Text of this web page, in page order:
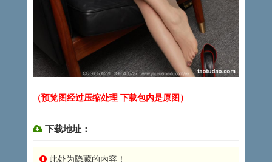
（预览图经过压缩处理 下载包内是原图）
下载地址：
此处为隐藏的内容！